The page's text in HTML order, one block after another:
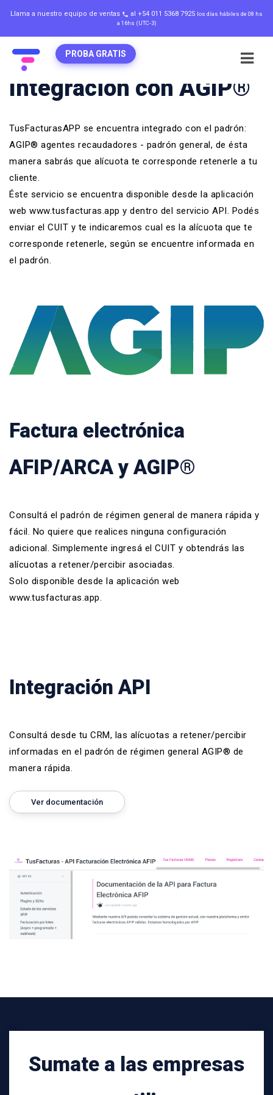
Llama a nuestro equipo de ventas local_phone al +54 011 5368 7925 los días hábiles de 08 hs
a 16hs (UTC-3)
PROBA GRATIS
Integración con AGIP®
TusFacturasAPP se encuentra integrado con el padrón:
AGIP® agentes recaudadores - padrón general, de ésta
manera sabrás que alícuota te corresponde retenerle a tu
cliente.
Éste servicio se encuentra disponible desde la aplicación
web www.tusfacturas.app y dentro del servicio API. Podés
enviar el CUIT y te indicaremos cual es la alícuota que te
corresponde retenerle, según se encuentre informada en
el padrón.
Factura electrónica
AFIP/ARCA y AGIP®
Consultá el padrón de régimen general de manera rápida y
fácil. No quiere que realices ninguna configuración
adicional. Simplemente ingresá el CUIT y obtendrás las
alícuotas a retener/percibir asociadas.
Solo disponible desde la aplicación web
www.tusfacturas.app.
Integración API
Consultá desde tu CRM, las alícuotas a retener/percibir
informadas en el padrón de régimen general AGIP® de
manera rápida.
Ver documentación
Sumate a las empresas